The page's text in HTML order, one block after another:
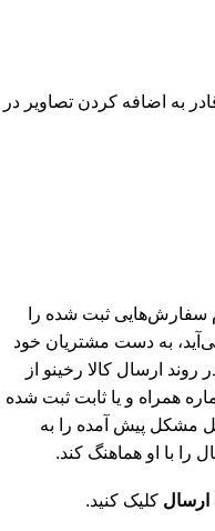
به اضافه کردن تصاویر در
سفارش‌هایی ثبت شده را
به دست مشتریان خود
ارسال کالا رخینو از
همراه و یا ثابت ثبت شده
مشکل پیش آمده را به
را با او هماهنگ کند.
کلیک کنید.